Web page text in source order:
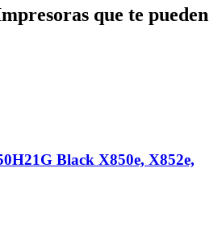
que te pueden
Black X850e, X852e,